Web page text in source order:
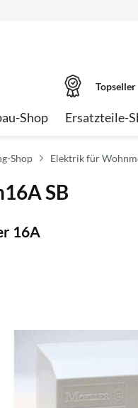
Topseller
Shop Ersatzteile-
Shop Elektrik für
SB
16A